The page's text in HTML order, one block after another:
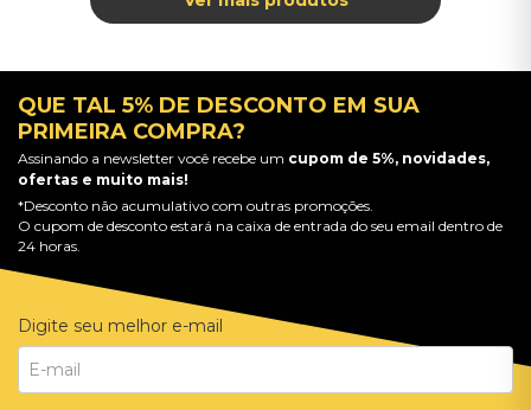
QUE TAL 5% DE DESCONTO EM SUA
PRIMEIRA COMPRA?
Assinando a newsletter você recebe um cupom de 5%, novidades,
ofertas e muito mais!
*Desconto não acumulativo com outras promoções.
O cupom de desconto estará na caixa de entrada do seu email dentro de
24 horas.
Digite seu melhor e-mail